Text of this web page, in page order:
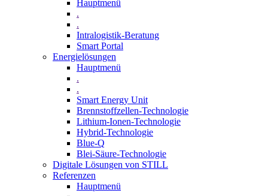
Hauptmenü
.
.
Intralogistik-Beratung
Smart Portal
Energielösungen
Hauptmenü
.
.
Smart Energy Unit
Brennstoffzellen-Technologie
Lithium-Ionen-Technologie
Hybrid-Technologie
Blue-Q
Blei-Säure-Technologie
Digitale Lösungen von STILL
Referenzen
Hauptmenü